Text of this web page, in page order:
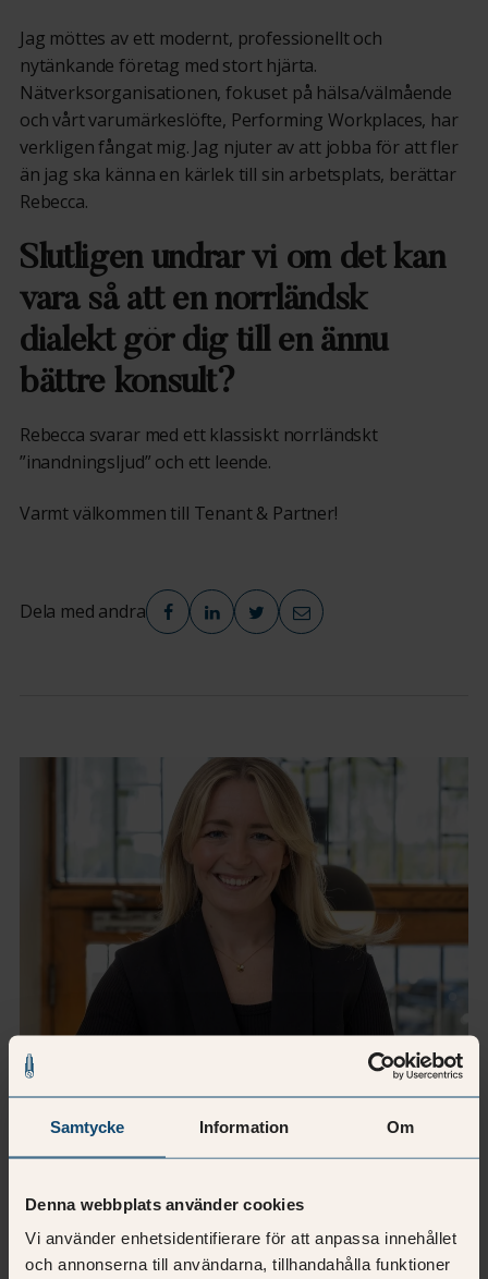
Samtycke Information Om
Denna webbplats använder cookies
Vi använder enhetsidentifierare för att anpassa innehållet
och annonserna till användarna, tillhandahålla funktioner
Jag möttes av ett modernt, professionellt och
nytänkande företag med stort hjärta.
Nätverksorganisationen, fokuset på hälsa/välmående
och vårt varumärkeslöfte, Performing Workplaces, har
verkligen fångat mig. Jag njuter av att jobba för att fler
än jag ska känna en kärlek till sin arbetsplats, berättar
Rebecca.
Slutligen undrar vi om det kan
vara så att en norrländsk
dialekt gör dig till en ännu
bättre konsult?
Rebecca svarar med ett klassiskt norrländskt
”inandningsljud” och ett leende.
Varmt välkommen till Tenant & Partner!
Dela med andra
Rebecca Lindblom